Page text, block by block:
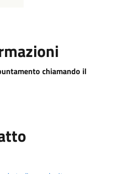
chiamando il